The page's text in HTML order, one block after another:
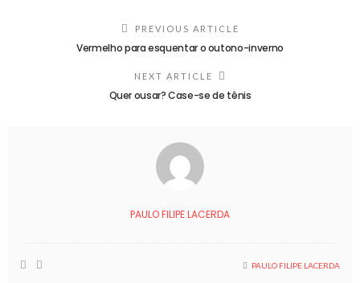
PREVIOUS ARTICLE
Vermelho para esquentar o outono-inverno
NEXT ARTICLE
Quer ousar? Case-se de tênis
PAULO FILIPE LACERDA
PAULO FILIPE LACERDA